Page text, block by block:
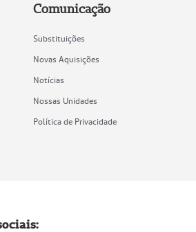
Comunicação
Substituições
Novas Aquisições
Notícias
Nossas Unidades
Política de Privacidade